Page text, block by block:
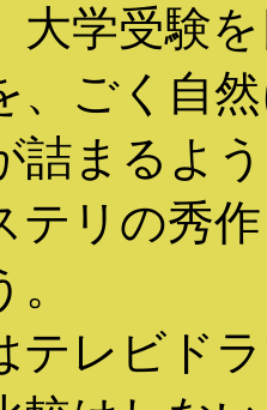
学受験
、ごく自
詰まるよ
テリの秀
レビド